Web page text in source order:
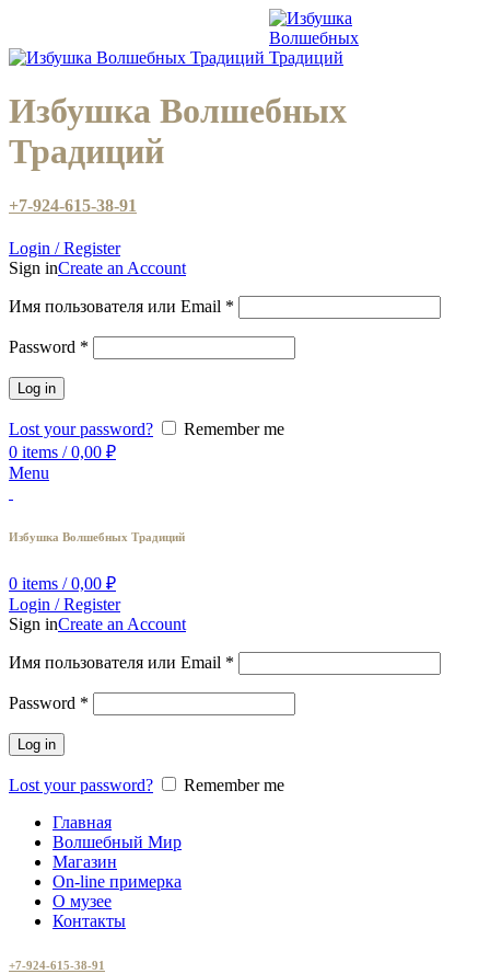
Избушка Волшебных
Традиций
+7-924-615-38-91
Login / Register
Sign inCreate an Account
Имя пользователя или Email *
Password *
Log in
Lost your password?
Remember me
0 items / 0,00 ₽
Menu
Избушка Волшебных Традиций
0 items / 0,00 ₽
Login / Register
Sign inCreate an Account
Имя пользователя или Email *
Password *
Log in
Lost your password?
Remember me
Главная
Волшебный Мир
Магазин
On-line примерка
О музее
Контакты
+7-924-615-38-91